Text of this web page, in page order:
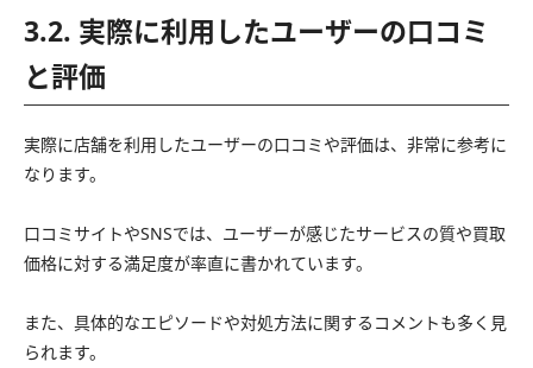
3.2. 実際に利用したユーザーの口コミ
と評価
実際に店舗を利用したユーザーの口コミや評価は、非常に参考に
なります。
口コミサイトやSNSでは、ユーザーが感じたサービスの質や買取
価格に対する満足度が率直に書かれています。
また、具体的なエピソードや対処方法に関するコメントも多く見
られます。